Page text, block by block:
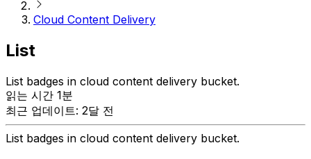
Cloud Content Delivery
List
List badges in cloud content delivery bucket.
읽는 시간 1분
최근 업데이트: 2달 전
List badges in cloud content delivery bucket.